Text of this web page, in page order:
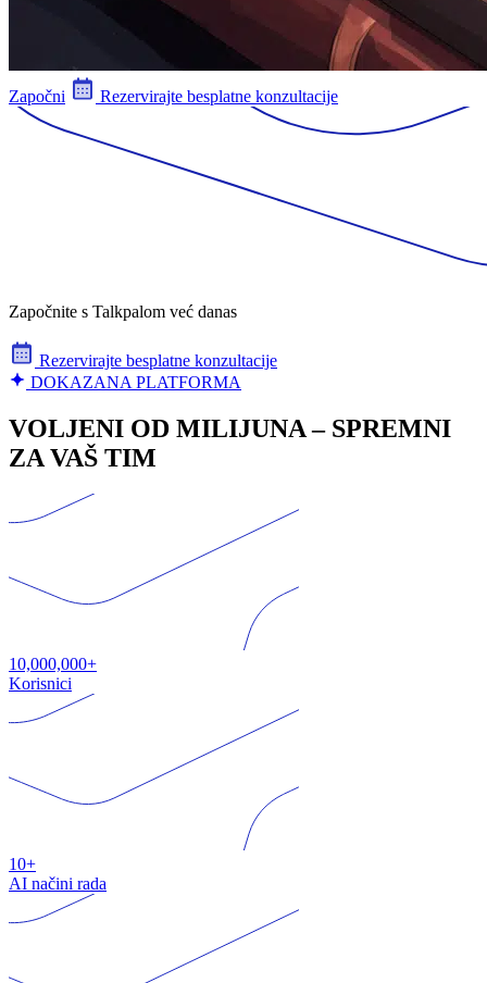
Započni Rezervirajte besplatne konzultacije
Započnite s Talkpalom već danas
Rezervirajte besplatne konzultacije
DOKAZANA PLATFORMA
VOLJENI OD MILIJUNA – SPREMNI
ZA VAŠ TIM
10,000,000+
Korisnici
10+
AI načini rada